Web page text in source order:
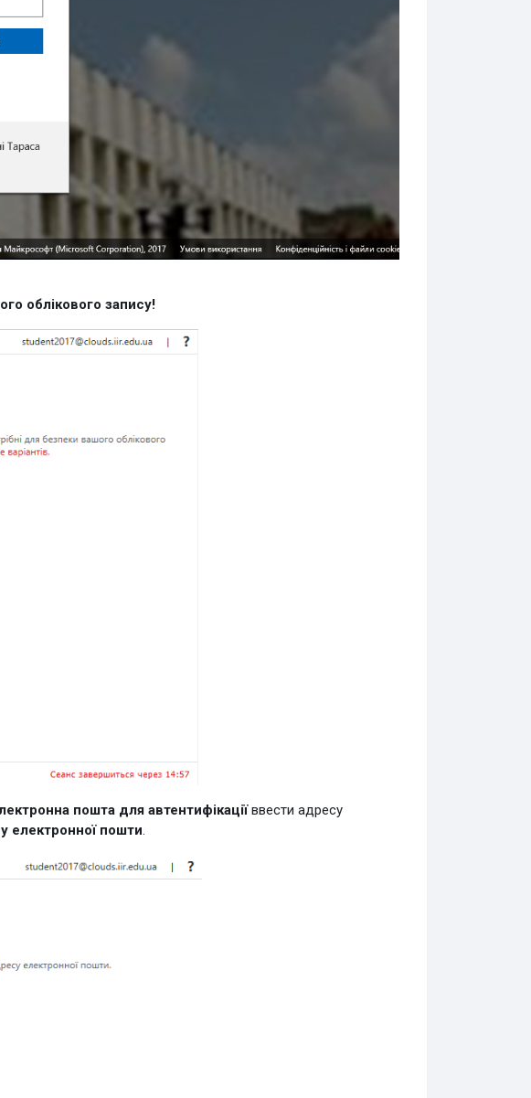
облікового запису!
пошта для автентифікаціїввести адресу
електронної пошти.